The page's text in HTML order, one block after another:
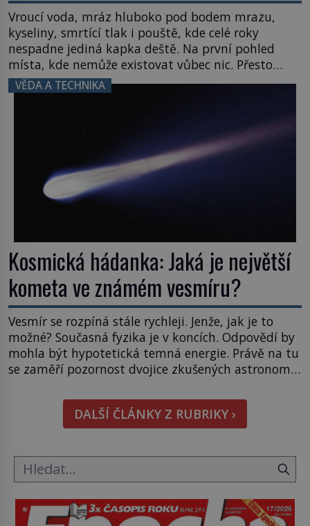
Vroucí voda, mráz hluboko pod bodem mrazu,
kyseliny, smrtící tlak i pouště, kde celé roky
nespadne jediná kapka deště. Na první pohled
místa, kde nemůže existovat vůbec nic. Přesto
právě tady vědci objevují organismy, které
posouvají hranice života. Každý nový nález mění
naše představy o tom, co všechno dokáže příroda a
napovídá, kde bychom jednou […]
VĚDA A TECHNIKA
Kosmická hádanka: Jaká je největší
kometa ve známém vesmíru?
Vesmír se rozpíná stále rychleji. Jenže, jak je to
možné? Současná fyzika je v koncích. Odpovědí by
mohla být hypotetická temná energie. Právě na tu
se zaměří pozornost dvojice zkušených astronomů.
hmatatelnějšího. Naprosto rekordní kometu!
Astronomové Pedro Bernardinelli a Gary Bernstein
mravenčí prací zkoumají archivní snímky v rámci
DALŠÍ ČLÁNKY Z RUBRIKY ›